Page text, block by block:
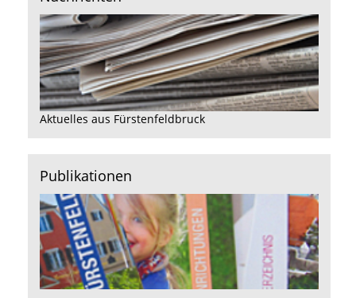
Aktuelles aus Fürstenfeldbruck
Publikationen